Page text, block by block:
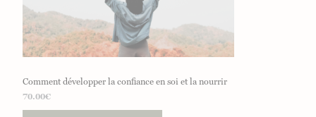
Comment développer la confiance en soi et la nourrir
70.00€